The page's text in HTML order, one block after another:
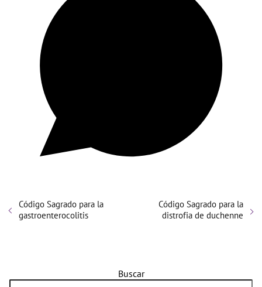
Código Sagrado para la
gastroenterocolitis
Código Sagrado para la
distrofia de duchenne
Buscar